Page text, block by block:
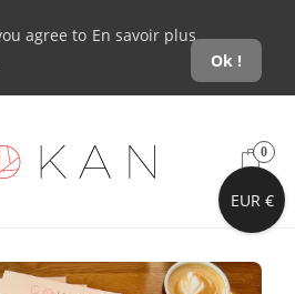
agree to En savoir plus
Ok !
0
EUR €